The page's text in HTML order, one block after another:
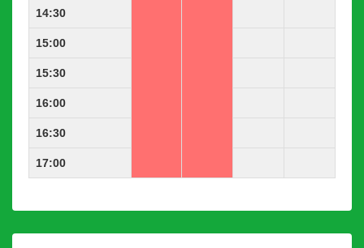
14:30
15:00
15:30
16:00
16:30
17:00